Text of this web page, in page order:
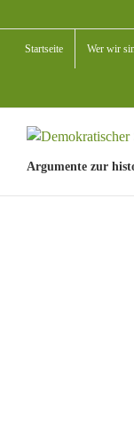
Inhalt
springen
Startseite Wer wir
Argumente zur